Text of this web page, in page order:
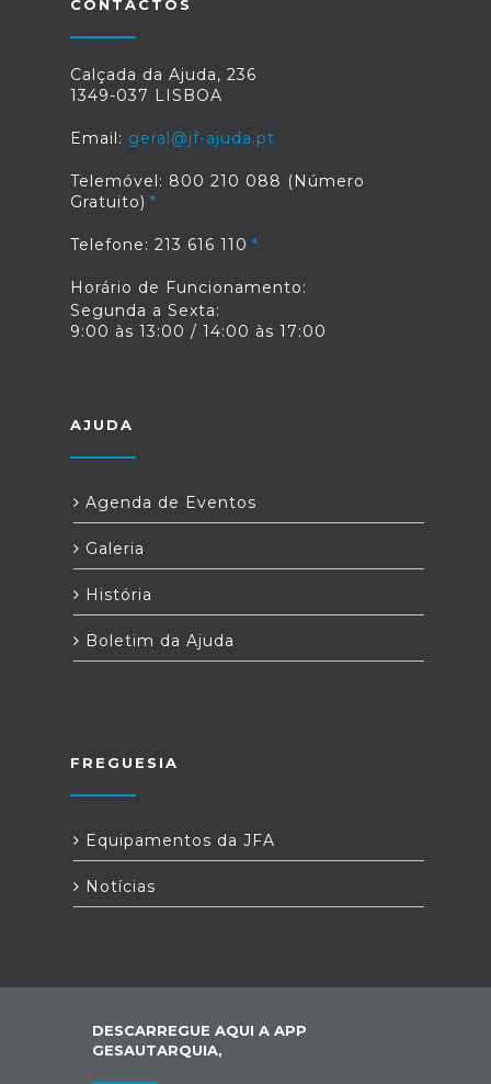
CONTACTOS
Calçada da Ajuda, 236
1349-037 LISBOA
Email: geral@jf-ajuda.pt
Telemóvel: 800 210 088 (Número
Gratuito)
Telefone: 213 616 110
Horário de Funcionamento:
Segunda a Sexta:
9:00 às 13:00 / 14:00 às 17:00
AJUDA
Agenda de Eventos
Galeria
História
Boletim da Ajuda
FREGUESIA
Equipamentos da JFA
Notícias
DESCARREGUE AQUI A APP
GESAUTARQUIA,